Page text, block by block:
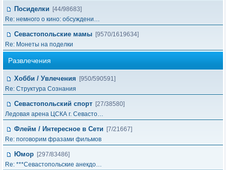
Посиделки
[44/98683]
Re: немного о кино: обсуждени…
Севастопольские мамы [9570/1619634]
Re: Монеты на поделки
Развлечения
Хобби / Увлечения
[950/590591]
Re: Структура Сознания
Севастопольский спорт [27/38580]
Ледовая арена ЦСКА г. Севасто…
Флейм / Интересное в Cети
[7/21667]
Re: поговорим фразами фильмов
Юмор [297/83486]
Re: ***Севастопольские анекдо…